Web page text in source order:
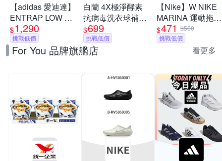
【adidas 愛迪達】
ENTRAP LOW 運
動休閒鞋 籃球鞋
復古 男鞋/女鞋 (多
款任選)
$1,290
挑戰低價
白蘭 4X極淨酵素
抗病毒洗衣球補充
包(30顆/袋)_4入組
(三款任選)
$699
挑戰低價
【Nike】W NIKE
MARINA 運動拖鞋
夾腳拖 男女 A-
IH2381100 B-
IH2380001
$471 $560
挑戰低價
For You 品牌旗艦店 看更多